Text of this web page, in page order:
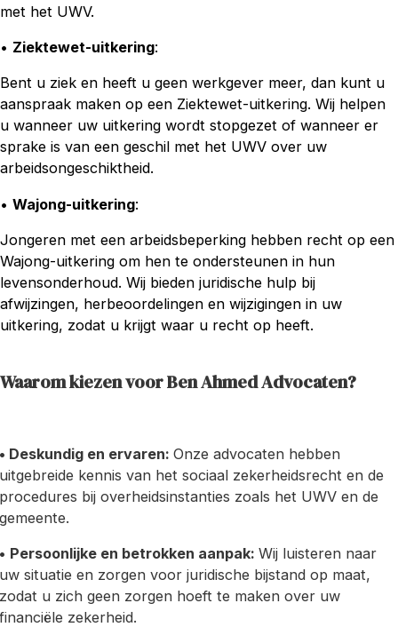
met het UWV.
• Ziektewet-uitkering:
Bent u ziek en heeft u geen werkgever meer, dan kunt u
aanspraak maken op een Ziektewet-uitkering. Wij helpen
u wanneer uw uitkering wordt stopgezet of wanneer er
sprake is van een geschil met het UWV over uw
arbeidsongeschiktheid.
• Wajong-uitkering:
Jongeren met een arbeidsbeperking hebben recht op een
Wajong-uitkering om hen te ondersteunen in hun
levensonderhoud. Wij bieden juridische hulp bij
afwijzingen, herbeoordelingen en wijzigingen in uw
uitkering, zodat u krijgt waar u recht op heeft.
Waarom kiezen voor Ben Ahmed Advocaten?
• Deskundig en ervaren: Onze advocaten hebben
uitgebreide kennis van het sociaal zekerheidsrecht en de
procedures bij overheidsinstanties zoals het UWV en de
gemeente.
• Persoonlijke en betrokken aanpak: Wij luisteren naar
uw situatie en zorgen voor juridische bijstand op maat,
zodat u zich geen zorgen hoeft te maken over uw
financiële zekerheid.